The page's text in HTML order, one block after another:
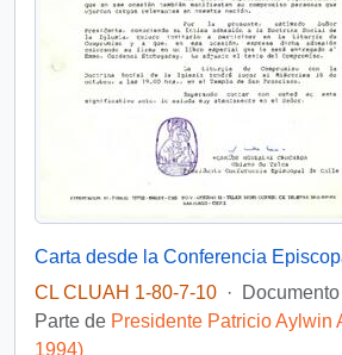
CL CLUAH 1-80-7-10 · Documento
Parte de Presidente Patricio Aylwin
1994)